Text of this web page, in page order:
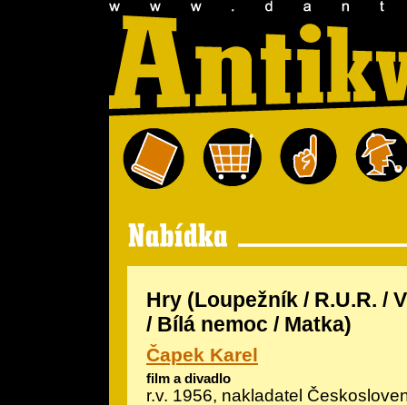
Hry (Loupežník / R.U.R. /
/ Bílá nemoc / Matka)
Čapek Karel
film a divadlo
r.v. 1956, nakladatel